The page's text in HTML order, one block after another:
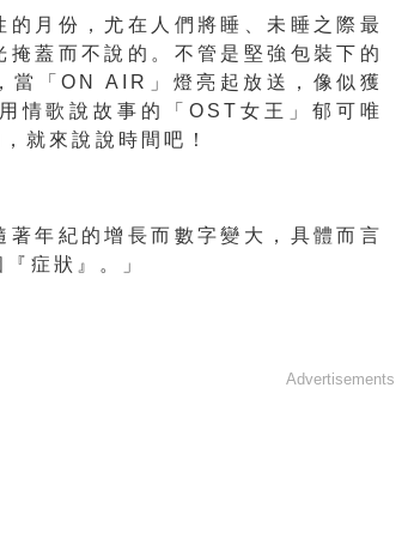
月份，尤在人們將睡、未睡之際最
蓋而不說的。不管是堅強包裝下的
當「ON AIR」燈亮起放送，像似獲
情歌說故事的「OST女王」郁可唯
就來說說時間吧！
著年紀的增長而數字變大，具體而言
症狀』。」
Advertisements